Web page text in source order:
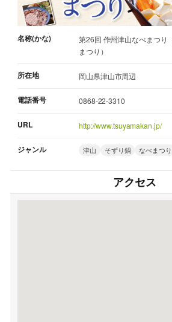
名称(かな)
第26回 作州津山なべまつり
まつり）
所在地 岡山県津山市周辺
電話番号 0868-22-3310
URL http://www.tsuyamakan.jp/
ジャンル 津山 そずり鍋 なべまつり
アクセス